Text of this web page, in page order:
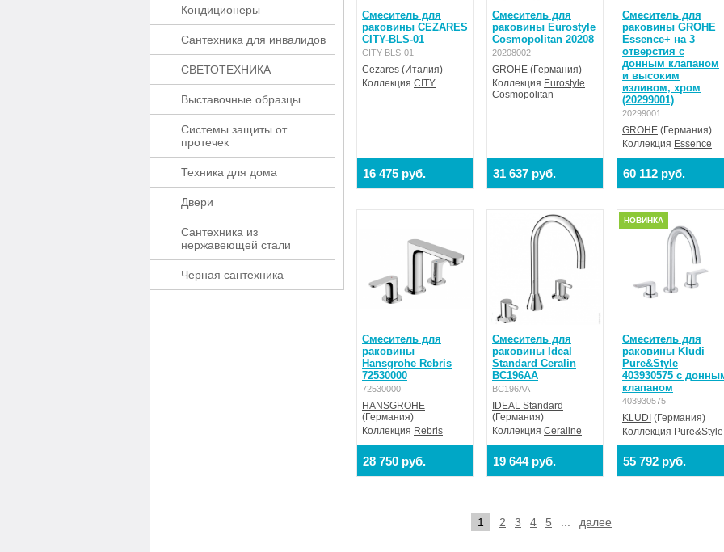
Кондиционеры
Сантехника для инвалидов
СВЕТОТЕХНИКА
Выставочные образцы
Системы защиты от
протечек
Техника для дома
Двери
Сантехника из
нержавеющей стали
Черная сантехника
Смеситель для
раковины CEZARES
CITY-BLS-01
CITY-BLS-01
Cezares (Италия)
Коллекция CITY
16 475 руб.
Смеситель для
раковины Eurostyle
Cosmopolitan 20208
20208002
GROHE (Германия)
Коллекция Eurostyle
Cosmopolitan
31 637 руб.
Смеситель для
раковины GROHE
Essence+ на 3
отверстия с
донным клапаном
и высоким
изливом, хром
(20299001)
20299001
GROHE (Германия)
Коллекция Essence
60 112 руб.
Смеситель для
раковины
Hansgrohe Rebris
72530000
72530000
HANSGROHE
(Германия)
Коллекция Rebris
28 750 руб.
Смеситель для
раковины Ideal
Standard Ceralin
BC196AA
BC196AA
IDEAL Standard
(Германия)
Коллекция Ceraline
19 644 руб.
Смеситель для
раковины Kludi
Pure&Style
403930575 с
клапаном
403930575
KLUDI (Германия)
Коллекция Pure&Style
55 792 руб.
НОВИНКА
1 2 3 4 5 далее